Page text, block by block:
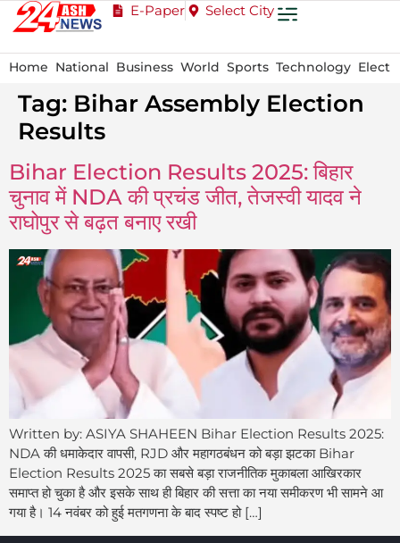
E-Paper Select City
Home National Business World Sports Technology
Tag: Bihar Assembly Election
Results
Bihar Election Results 2025: बिहार
चुनाव में NDA की प्रचंड जीत, तेजस्वी यादव ने
राघोपुर से बढ़त बनाए रखी
Written by: ASIYA SHAHEEN Bihar Election Results 2025:
NDA की धमाकेदार वापसी, RJD और महागठबंधन को बड़ा झटका Bihar
Election Results 2025 का सबसे बड़ा राजनीतिक मुकाबला आखिरकार
समाप्त हो चुका है और इसके साथ ही बिहार की सत्ता का नया समीकरण भी सामने आ
गया है। 14 नवंबर को हुई मतगणना के बाद स्पष्ट हो […]